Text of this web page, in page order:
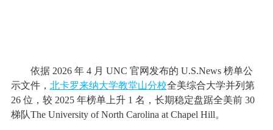
依据 2026 年 4 月 UNC 官网发布的 U.S.News 榜单公
示文件， 北卡罗来纳大学教堂山分校全美综合大学并列第
26 位，较 2025 年榜单上升 1 名，长期稳定盘踞全美前 30
梯队The University of North Carolina at Chapel Hill。